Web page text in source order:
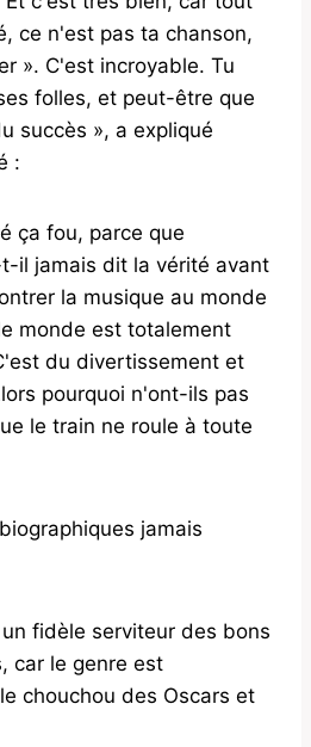
ce n'est pas ta chanson,
». C'est incroyable. Tu
folles, et peut-être que
succès », a expliqué
:
ça fou, parce que
il jamais dit la vérité avant
la musique au monde
monde est totalement
du divertissement et
pourquoi n'ont-ils pas
le train ne roule à toute
jamais
fidèle serviteur des bons
car le genre est
chouchou des Oscars et